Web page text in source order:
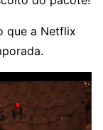
que a Netflix